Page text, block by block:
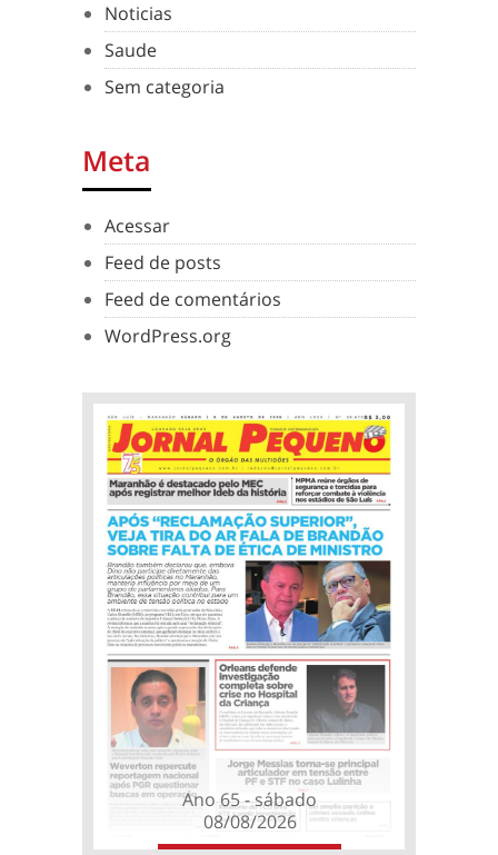
Noticias
Saude
Sem categoria
Meta
Acessar
Feed de posts
Feed de comentários
WordPress.org
Ano 65 - sábado
08/08/2026